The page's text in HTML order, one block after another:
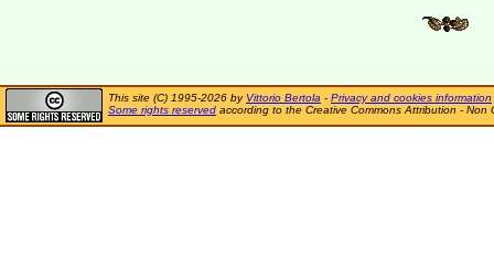
This site (C) 1995-2026 by Vittorio Bertola - Privacy and cookies information
Some rights reserved according to the Creative Commons Attribution - Non